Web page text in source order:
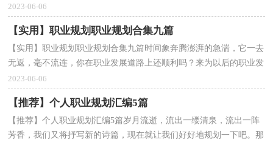
业发展方向做个计划吧。那么如何做出一份高质量的职...
2023-06-06
【实用】职业规划职业规划合集九篇
【实用】职业规划职业规划合集九篇时间象奔腾澎湃的急湍，它一去
无返，毫不流连，你在职业发展道路上还顺利吗？来为以后的职业发
展做一份职业规划吧。那么职业规划书要怎么写呢？以下...
2023-06-06
【推荐】个人职业规划汇编5篇
【推荐】个人职业规划汇编5篇岁月流逝，流出一缕清泉，流出一阵
芳香，我们又将抒写新的诗篇，现在就让我们好好地规划一下吧。那